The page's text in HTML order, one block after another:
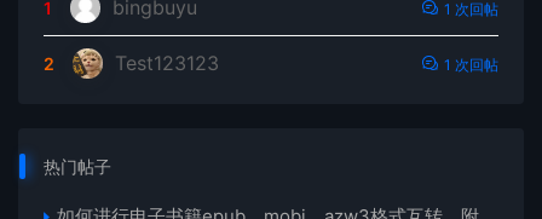
1 bingbuyu 1 次回帖
2 Test123123 1 次回帖
热门帖子